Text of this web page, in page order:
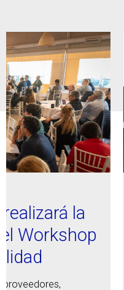
Impulsa
becas para
inglés
minera